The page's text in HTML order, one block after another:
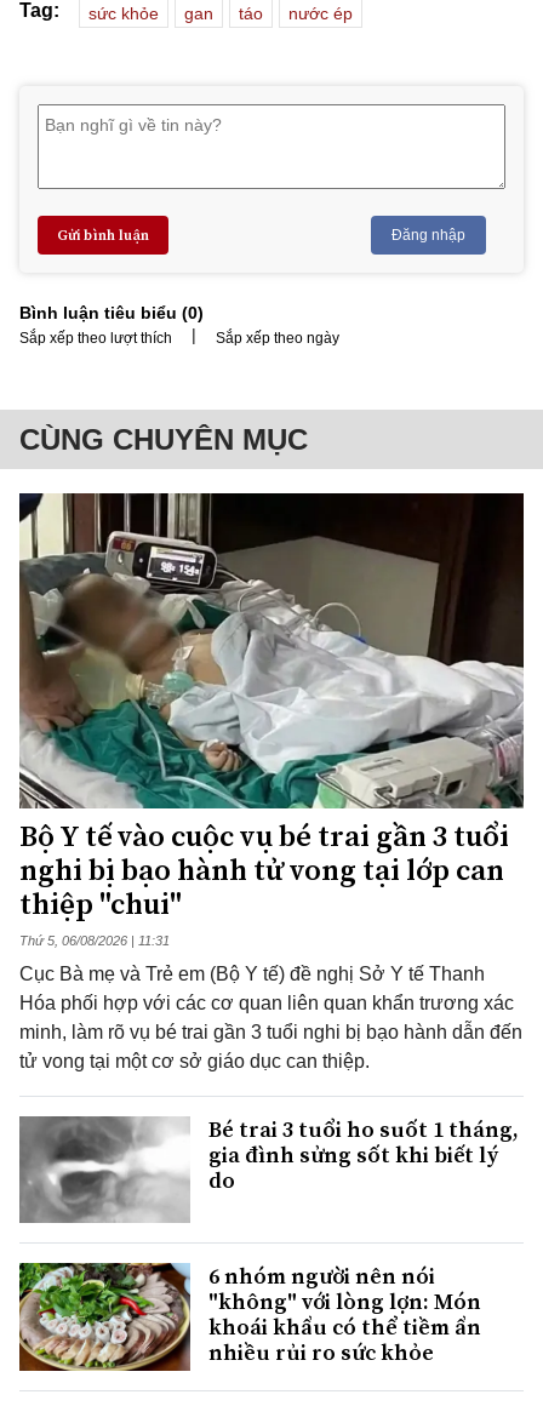
Tag: sức khỏe gan táo nước ép
Gửi bình luận Đăng nhập
Bình luận tiêu biểu (0)
Sắp xếp theo lượt thích | Sắp xếp theo ngày
CÙNG CHUYÊN MỤC
Bộ Y tế vào cuộc vụ bé trai gần 3 tuổi
nghi bị bạo hành tử vong tại lớp can
thiệp "chui"
Thứ 5, 06/08/2026 | 11:31
Cục Bà mẹ và Trẻ em (Bộ Y tế) đề nghị Sở Y tế Thanh
Hóa phối hợp với các cơ quan liên quan khẩn trương xác
minh, làm rõ vụ bé trai gần 3 tuổi nghi bị bạo hành dẫn đến
tử vong tại một cơ sở giáo dục can thiệp.
Bé trai 3 tuổi ho suốt 1 tháng,
gia đình sửng sốt khi biết lý
do
6 nhóm người nên nói
"không" với lòng lợn: Món
khoái khẩu có thể tiềm ẩn
nhiều rủi ro sức khỏe